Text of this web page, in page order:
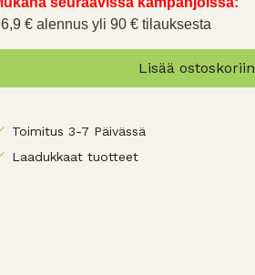
6,9 € alennus yli 90 € tilauksesta
Lisää ostoskoriin
Toimitus 3-7 Päivässä
Laadukkaat tuotteet